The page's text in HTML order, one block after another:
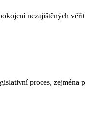
nezajištěných
proces, zejména